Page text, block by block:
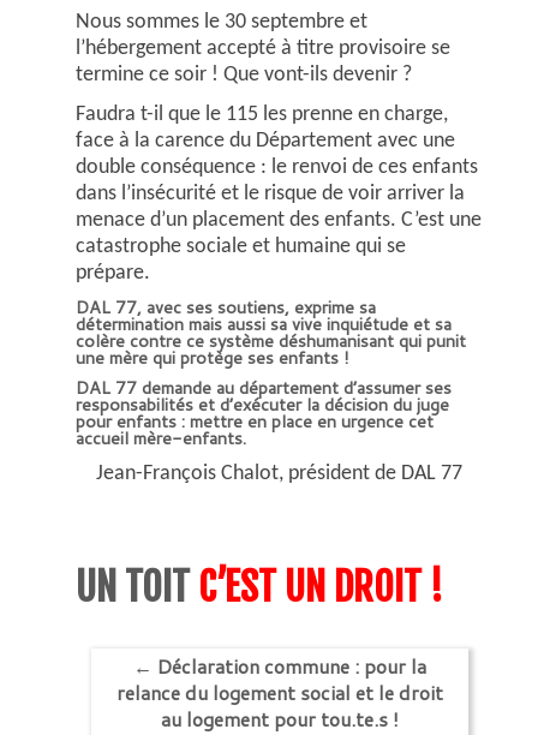
Nous sommes le 30 septembre et
l’hébergement accepté à titre provisoire se
termine ce soir ! Que vont-ils devenir ?
Faudra t-il que le 115 les prenne en charge,
face à la carence du Département avec une
double conséquence : le renvoi de ces enfants
dans l’insécurité et le risque de voir arriver la
menace d’un placement des enfants. C’est une
catastrophe sociale et humaine qui se
prépare.
DAL 77, avec ses soutiens, exprime sa
détermination mais aussi sa vive inquiétude et sa
colère contre ce système déshumanisant qui punit
une mère qui protège ses enfants !
DAL 77 demande au département d’assumer ses
responsabilités et d’exécuter la décision du juge
pour enfants : mettre en place en urgence cet
accueil mère-enfants.
Jean-François Chalot, président de DAL 77
UN TOIT C’EST UN DROIT !
← Déclaration commune : pour la
relance du logement social et le droit
au logement pour tou.te.s !